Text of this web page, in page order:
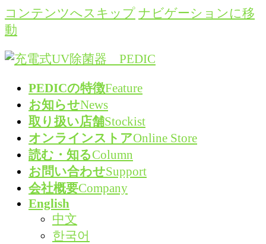
コンテンツへスキップ ナビゲーションに移
動
PEDICの特徴Feature
お知らせNews
取り扱い店舗Stockist
オンラインストアOnline Store
読む・知るColumn
お問い合わせSupport
会社概要Company
English
中文
한국어